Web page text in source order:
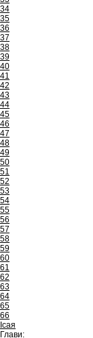
34
35
36
37
38
39
40
41
42
43
44
45
46
47
48
49
50
51
52
53
54
55
56
57
58
59
60
61
62
63
64
65
66
Ісая
Глави: